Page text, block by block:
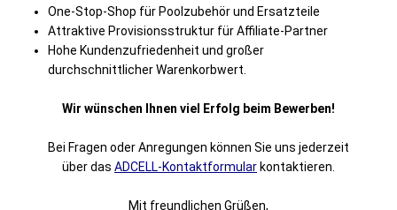
One-Stop-Shop für Poolzubehör und Ersatzteile
Attraktive Provisionsstruktur für Affiliate-Partner
Hohe Kundenzufriedenheit und großer
durchschnittlicher Warenkorbwert.
Wir wünschen Ihnen viel Erfolg beim Bewerben!
Bei Fragen oder Anregungen können Sie uns jederzeit
über das ADCELL-Kontaktformular kontaktieren.
Mit freundlichen Grüßen,